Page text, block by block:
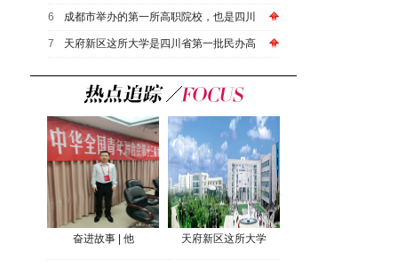
6 成都市举办的第一所高职院校，也是四川
7 天府新区这所大学是四川省第一批民办高
奋进故事 | 他 天府新区这所大学